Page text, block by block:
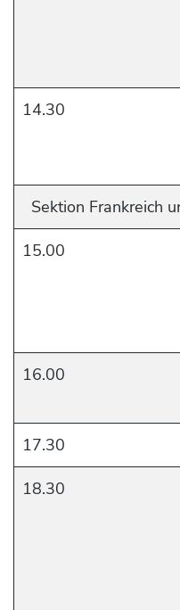
14.30
Sektion Frankreich
15.00
16.00
17.30
18.30